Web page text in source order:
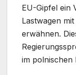
EU-Gipfel ein
Lastwagen
erwähnen.
im polnischen